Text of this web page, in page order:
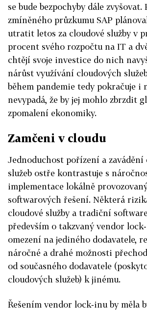
se bude bezpochyby dále zvyšovat.
zmíněného průzkumu SAP
utratit letos za cloudové služby v
procent svého rozpočtu na IT a
chtějí svoje investice do nich
nárůst využívání cloudových
během pandemie tedy pokračuje i
nevypadá, že by jej mohlo zbrzdit
zpomalení ekonomiky.
Zamčeni v cloudu
Jednoduchost pořízení a zavádění
služeb ostře kontrastuje s
implementace lokálně
softwarových řešení. Některá
cloudové služby a tradiční
především o takzvaný vendor
omezení na jediného dodavatele,
náročné a drahé možnosti
od současného dodavatele
cloudových služeb) k jinému.
Řešením vendor lock‑inu by měla